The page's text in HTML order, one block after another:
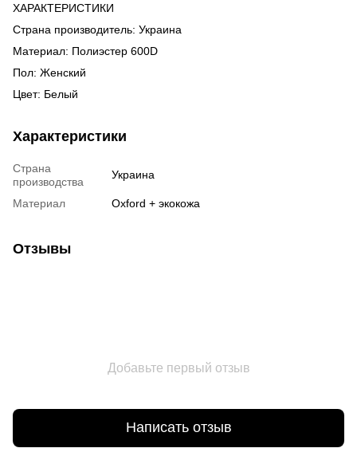
ХАРАКТЕРИСТИКИ
Страна производитель: Украина
Материал: Полиэстер 600D
Пол: Женский
Цвет: Белый
Характеристики
Страна
производства
Украина
Материал Oxford + экокожа
Отзывы
Добавьте первый отзыв
Написать отзыв